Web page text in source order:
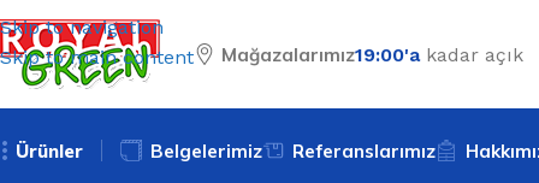
Skip to navigation
Skip to main content
Mağazalarımız19:00'a kadar açık
Ürünler Belgelerimiz Referanslarımız